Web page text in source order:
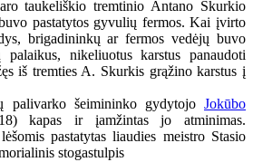
taukeliškio tremtinio Antano Skurkio
pastatytos gyvulių fermos. Kai įvirto
brigadininkų ar fermos vedėjų buvo
nikeliuotus karstus panaudoti
iš tremties A. Skurkis grąžino karstus į
palivarko šeimininko gydytojo Jokūbo
kapas ir įamžintas jo atminimas.
pastatytas liaudies meistro Stasio
stogastulpis